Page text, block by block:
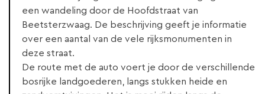
een wandeling door de Hoofdstraat van
Beetsterzwaag. De beschrijving geeft je informatie
over een aantal van de vele rijksmonumenten in
deze straat.
De route met de auto voert je door de verschillende
bosrijke landgoederen, langs stukken heide en